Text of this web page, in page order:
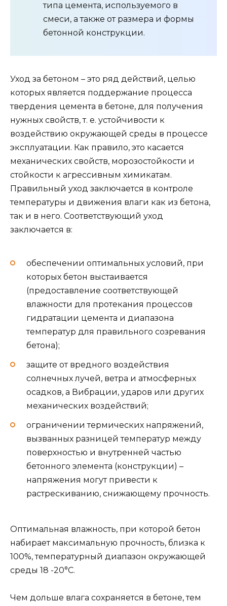
типа цемента, используемого в
смеси, а также от размера и формы
бетонной конструкции.
Уход за бетоном – это ряд действий, целью
которых является поддержание процесса
твердения цемента в бетоне, для получения
нужных свойств, т. е. устойчивости к
воздействию окружающей среды в процессе
эксплуатации. Как правило, это касается
механических свойств, морозостойкости и
стойкости к агрессивным химикатам.
Правильный уход заключается в контроле
температуры и движения влаги как из бетона,
так и в него. Соответствующий уход
заключается в:
обеспечении оптимальных условий, при
которых бетон выстаивается
(предоставление соответствующей
влажности для протекания процессов
гидратации цемента и диапазона
температур для правильного созревания
бетона);
защите от вредного воздействия
солнечных лучей, ветра и атмосферных
осадков, а Вибрации, ударов или других
механических воздействий;
ограничении термических напряжений,
вызванных разницей температур между
поверхностью и внутренней частью
бетонного элемента (конструкции) –
напряжения могут привести к
растрескиванию, снижающему прочность.
Оптимальная влажность, при которой бетон
набирает максимальную прочность, близка к
100%, температурный диапазон окружающей
среды 18 -20°C.
Чем дольше влага сохраняется в бетоне, тем